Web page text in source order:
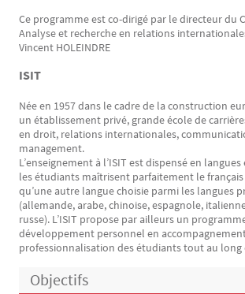
Ce programme est co-dirigé par le directeur du
Analyse et recherche en relations
Vincent HOLEINDRE
ISIT
Née en 1957 dans le cadre de la construction
un établissement privé, grande école de
en droit, relations internationales,
management.
L’enseignement à l’ISIT est dispensé en
les étudiants maîtrisent parfaitement le français
qu’une autre langue choisie parmi les langues
(allemande, arabe, chinoise, espagnole,
russe). L’ISIT propose par ailleurs un
développement personnel en
professionnalisation des étudiants tout au long
Objectifs